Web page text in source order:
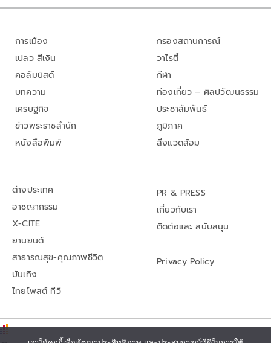
การเมือง
เปลว สีเงิน
คอลัมนิสต์
บทความ
เศรษฐกิจ
ข่าวพระราชสำนัก
หนังสือพิมพ์
กรองสถานการณ์
วาไรตี้
กีฬา
ท่องเที่ยว – ศิลปวัฒนธรรม
ประชาสัมพันธ์
ภูมิภาค
สิ่งแวดล้อม
ต่างประเทศ
อาชญากรรม
X-CITE
ยานยนต์
สาธารณสุข-คุณภาพชีวิต
บันเทิง
ไทยโพสต์ ทีวี
PR & PRESS
เกี่ยวกับเรา
ติดต่อและ สนับสนุน
Privacy Policy